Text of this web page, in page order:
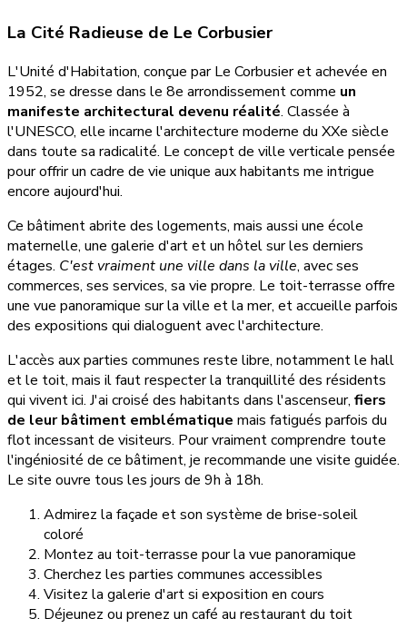
La Cité Radieuse de Le Corbusier
L'Unité d'Habitation, conçue par Le Corbusier et achevée en
1952, se dresse dans le 8e arrondissement comme un
manifeste architectural devenu réalité. Classée à
l'UNESCO, elle incarne l'architecture moderne du XXe siècle
dans toute sa radicalité. Le concept de ville verticale pensée
pour offrir un cadre de vie unique aux habitants me intrigue
encore aujourd'hui.
Ce bâtiment abrite des logements, mais aussi une école
maternelle, une galerie d'art et un hôtel sur les derniers
étages. C'est vraiment une ville dans la ville, avec ses
commerces, ses services, sa vie propre. Le toit-terrasse offre
une vue panoramique sur la ville et la mer, et accueille parfois
des expositions qui dialoguent avec l'architecture.
L'accès aux parties communes reste libre, notamment le hall
et le toit, mais il faut respecter la tranquillité des résidents
qui vivent ici. J'ai croisé des habitants dans l'ascenseur, fiers
de leur bâtiment emblématique mais fatigués parfois du
flot incessant de visiteurs. Pour vraiment comprendre toute
l'ingéniosité de ce bâtiment, je recommande une visite guidée.
Le site ouvre tous les jours de 9h à 18h.
Admirez la façade et son système de brise-soleil
coloré
Montez au toit-terrasse pour la vue panoramique
Cherchez les parties communes accessibles
Visitez la galerie d'art si exposition en cours
Déjeunez ou prenez un café au restaurant du toit